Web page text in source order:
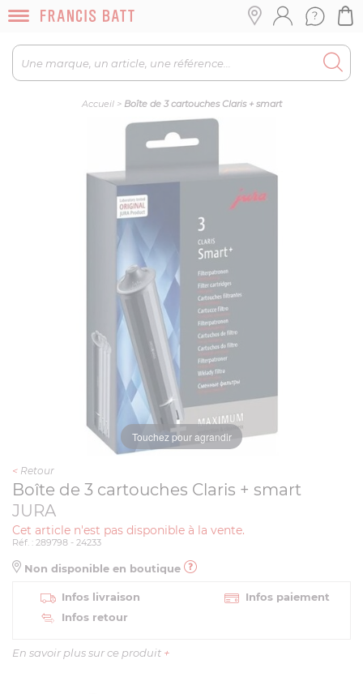
Accueil> Boîte de 3 cartouches Claris + smart
Touchez pour agrandir
< Retour
Boîte de 3 cartouches Claris + smart
JURA
Cet article n'est pas disponible à la vente.
Réf. : 289798 - 24233
Non disponible en boutique
Infos livraison
Infos paiement
Infos retour
En savoir plus sur ce produit +